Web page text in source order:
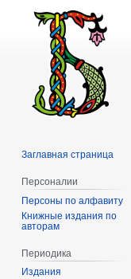
Заглавная страница
Персоналии
Персоны по алфавиту
Книжные издания по
авторам
Периодика
Издания